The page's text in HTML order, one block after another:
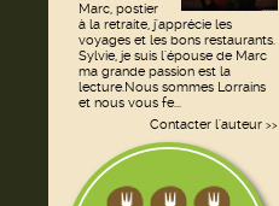
Marc, postier
à la retraite, j'apprécie les
voyages et les bons restaurants.
Sylvie, je suis l'épouse de Marc
ma grande passion est la
lecture.Nous sommes Lorrains
et nous vous fe...
Contacter l'auteur >>